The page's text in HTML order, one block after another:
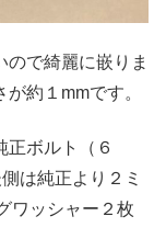
ので綺麗に嵌りま
約１mmです。
正ボルト（６
は純正より２ミ
ワッシャー２枚